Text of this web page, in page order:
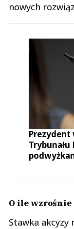
nowych
Prezydent
O ile wzrośnie
Stawka akcyzy